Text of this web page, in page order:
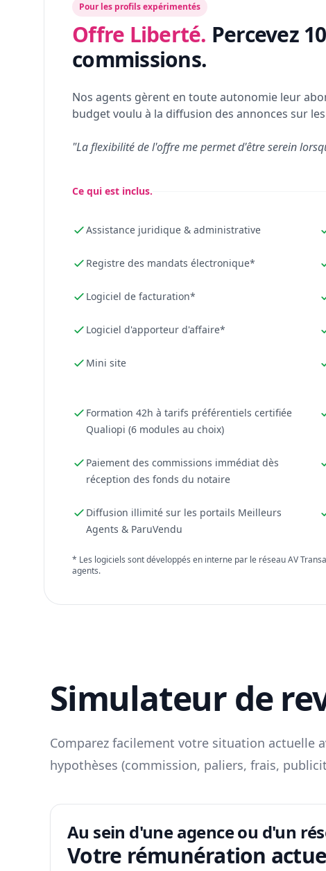
Pour les profils expérimentés
Offre Liberté. Percevez
commissions.
Nos agents gèrent en toute autonomie leur
budget voulu à la diffusion des annonces sur
"La flexibilité de l'offre me permet d'être serein
Ce qui est inclus.
Assistance juridique & administrative
Registre des mandats électronique*
Logiciel de facturation*
Logiciel d'apporteur d'affaire*
Mini site
Formation 42h à tarifs préférentiels certifiée
Qualiopi (6 modules au choix)
Paiement des commissions immédiat dès
réception des fonds du notaire
Diffusion illimité sur les portails Meilleurs
Agents & ParuVendu
* Les logiciels sont développés en interne par le réseau AV
agents.
Simulateur de
Comparez facilement votre situation actuelle
hypothèses (commission, paliers, frais,
Au sein d'une agence ou d'un
Votre rémunération